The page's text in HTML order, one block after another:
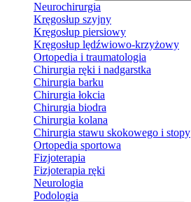
Neurochirurgia
Kręgosłup szyjny
Kręgosłup piersiowy
Kręgosłup lędźwiowo-krzyżowy
Ortopedia i traumatologia
Chirurgia ręki i nadgarstka
Chirurgia barku
Chirurgia łokcia
Chirurgia biodra
Chirurgia kolana
Chirurgia stawu skokowego i stopy
Ortopedia sportowa
Fizjoterapia
Fizjoterapia ręki
Neurologia
Podologia